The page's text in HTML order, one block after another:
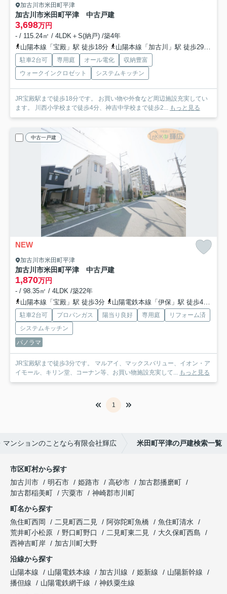
加古川市米田町平津
加古川市米田町平津 中古戸建
3,698万円
- / 115.24㎡ / 4LDK＋S(納戸) /築4年
山陽本線「宝殿」駅 徒歩18分
山陽本線「加古川」駅 徒歩29分
駐車2台可 専用庭 オール電化
収納豊富
ウォークインクロゼット
システムキッチン
JR宝殿駅まで徒歩18分です。 お買い物や外食など周辺施設充実してい
ます。 川西小学校まで徒歩4分、神吉中学校まで徒歩2... もっと見る
中古一戸建
NEW
加古川市米田町平津
加古川市米田町平津 中古戸建
1,870万円
- / 98.35㎡ / 4LDK /築22年
山陽本線「宝殿」駅 徒歩3分
山陽電鉄本線「伊保」駅 徒歩45分
駐車2台可 プロパンガス 陽当り良好 専用庭
リフォーム済
システムキッチン
パノラマ
JR宝殿駅まで徒歩3分です。 マルアイ、マックスバリュー、イオン・ア
イモール、キリン堂、コーナン等、お買い物施設充実して... もっと見る
1
ンションのことなら有限会社輝広 米田町平津の戸建検索一覧
市区町村から探す
加古川市
明石市 姫路市 高砂市
加古郡播磨町
加古郡稲美町
宍粟市
神崎郡市川町
町名から探す
魚住町西岡
二見町西二見 阿弥陀町魚橋
魚住町清水
荒井町小松原
野口町野口 二見町東二見
大久保町西島
西神吉町岸
加古川町大野
沿線から探す
山陽本線
山陽電鉄本線 加古川線 姫新線
山陽新幹線
播但線
山陽電鉄網干線
神鉄粟生線